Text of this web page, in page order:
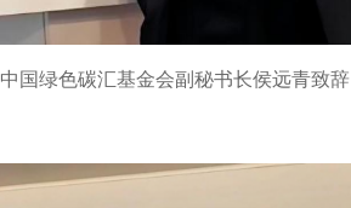
中国绿色碳汇基金会副秘书长侯远青致辞